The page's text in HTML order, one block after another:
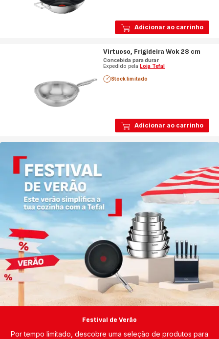
Adicionar ao carrinho
Adicionar ao carrinho
Virtuoso, Frigideira Wok 28 cm
Concebida para durar
Expedido pelaLoja Tefal
Stock limitado
Festival de Verão
Por tempo limitado, descobre uma seleção de produtos para